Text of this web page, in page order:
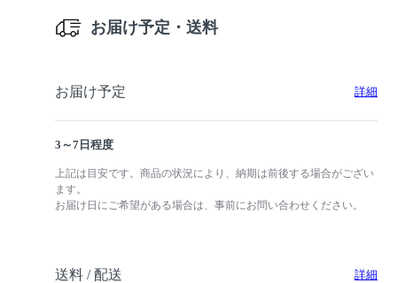
お届け予定・送料
お届け予定 詳細
3～7日程度
上記は目安です。商品の状況により、納期は前後する場合がござい
ます。
お届け日にご希望がある場合は、事前にお問い合わせください。
送料 / 配送 詳細